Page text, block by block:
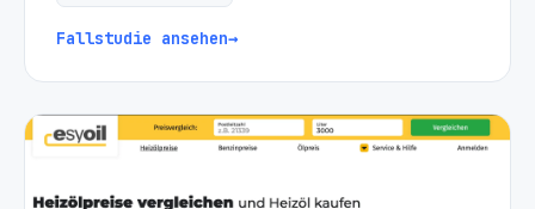
Fallstudie ansehen→